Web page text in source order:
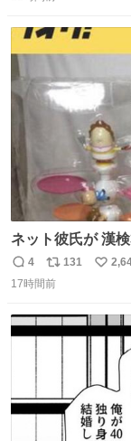
ト
数
ネット彼氏が 漢
返
信
4
リ
ポ
ト
131
い
数
17時間前